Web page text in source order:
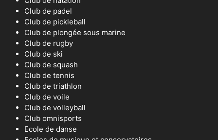
Club de padel
Club de pickleball
Club de plongée sous marine
Club de rugby
Club de ski
Club de squash
Club de tennis
Club de triathlon
Club de voile
Club de volleyball
Club omnisports
Ecole de danse